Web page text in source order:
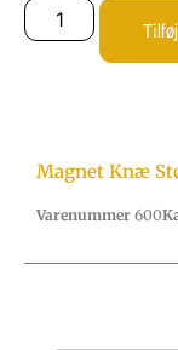
Magnet Knæ
Varenummer 600